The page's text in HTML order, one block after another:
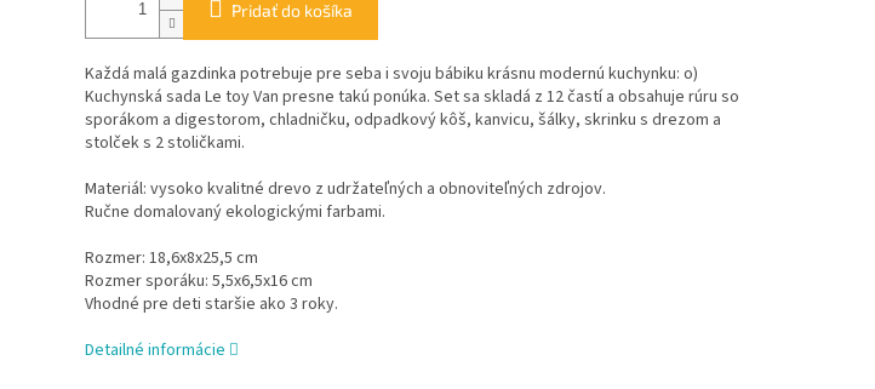
Pridať do košíka
Každá malá gazdinka potrebuje pre seba i svoju bábiku krásnu modernú kuchynku: o)
Kuchynská sada Le toy Van presne takú ponúka. Set sa skladá z 12 častí a obsahuje rúru so
sporákom a digestorom, chladničku, odpadkový kôš, kanvicu, šálky, skrinku s drezom a
stolček s 2 stoličkami.
Materiál: vysoko kvalitné drevo z udržateľných a obnoviteľných zdrojov.
Ručne domalovaný ekologickými farbami.
Rozmer: 18,6x8x25,5 cm
Rozmer sporáku: 5,5x6,5x16 cm
Vhodné pre deti staršie ako 3 roky.
Detailné informácie